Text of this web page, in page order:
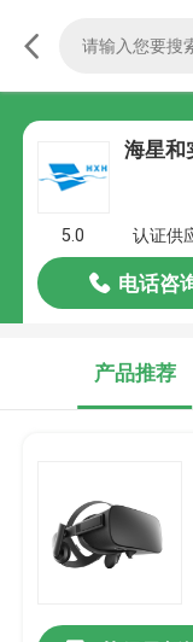
海星和
5.0 认证供
电话咨
产品推荐